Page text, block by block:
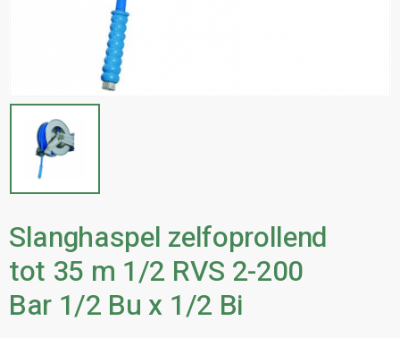
Slanghaspel zelfoprollend
tot 35 m 1/2 RVS 2-200
Bar 1/2 Bu x 1/2 Bi